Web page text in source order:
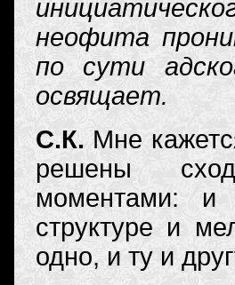
неофита
по сути
освящает.
С.К. Мне
решены
моментами:
структуре и
одно, и ту и